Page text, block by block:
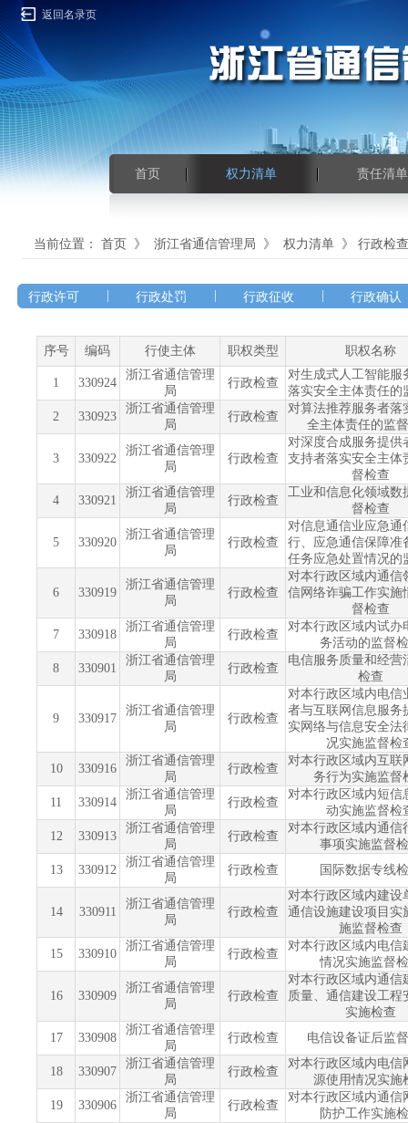
返回名录页
首页 权力清单 责任清单
当前位置： 首页 》 浙江省通信管理局 》 权力清单 》 行政检查
行政许可 行政处罚 行政征收 行政确认
序号 编码 行使主体 职权类型 职权名称
1 330924
浙江省通信管理
局
行政检查
对生成式人工智能服
落实安全主体责任的
2
330923
浙江省通信管理
局
行政检查
对算法推荐服务者落
全主体责任的监
3 330922
浙江省通信管理
局
行政检查
对深度合成服务提供
支持者落实安全主体
督检查
4
330921
浙江省通信管理
局
行政检查
工业和信息化领域数
督检查
5 330920
浙江省通信管理
局
行政检查
对信息通信业应急通
行、应急通信保障准
任务应急处置情况的
6 330919
浙江省通信管理
局
行政检查
对本行政区域内通信
信网络诈骗工作实施
督检查
7
330918
浙江省通信管理
局
行政检查
对本行政区域内试办
务活动的监督
8
330901
浙江省通信管理
局
行政检查
电信服务质量和经营
检查
9 330917
浙江省通信管理
局
行政检查
对本行政区域内电信
者与互联网信息服务
实网络与信息安全法
况实施监督检
10
330916
浙江省通信管理
局
行政检查
对本行政区域内互联
务行为实施监督
11
330914
浙江省通信管理
局
行政检查
对本行政区域内短信
动实施监督检
12
330913
浙江省通信管理
局
行政检查
对本行政区域内通信
事项实施监督
13
330912
浙江省通信管理
局
行政检查 国际数据专线
14 330911
浙江省通信管理
局
行政检查
对本行政区域内建设
通信设施建设项目实
施监督检查
15
330910
浙江省通信管理
局
行政检查
对本行政区域内电信
情况实施监督
16 330909
浙江省通信管理
局
行政检查
对本行政区域内通信
质量、通信建设工程
实施检查
17
330908
浙江省通信管理
局
行政检查 电信设备证后监
18 330907
浙江省通信管理
局
行政检查
对本行政区域内电信
源使用情况实施
19
330906
浙江省通信管理
局
行政检查
对本行政区域内通信
防护工作实施